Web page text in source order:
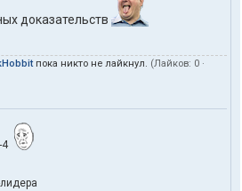
доказательств
пока никто не лайкнул. (Лайков: 0 ·
4